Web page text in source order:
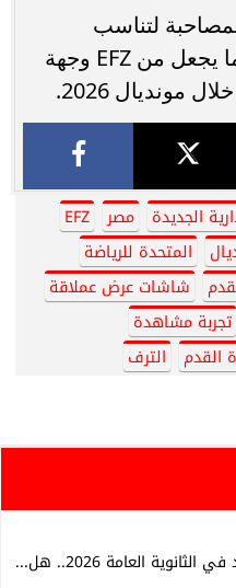
لتناسب
مختلف الفئات العمرية، بما يجعل من EFZ وجهة
مونديال 2026.
الجديدة مصر
EFZ
المتحدة للرياضة
شاشات عرض عملاقة
تجربة مشاهدة
القدم الترف